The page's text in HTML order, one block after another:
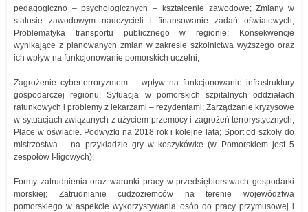
pedagogiczno – psychologicznych – kształcenie zawodowe; Zmiany w
statusie zawodowym nauczycieli i finansowanie zadań oświatowych;
Problematyka transportu publicznego w regionie; Konsekwencje
wynikające z planowanych zmian w zakresie szkolnictwa wyższego oraz
ich wpływ na funkcjonowanie pomorskich uczelni;
Zagrożenie cyberterroryzmem – wpływ na funkcjonowanie infrastruktury
gospodarczej regionu; Sytuacja w pomorskich szpitalnych oddziałach
ratunkowych i problemy z lekarzami – rezydentami; Zarządzanie kryzysowe
w sytuacjach związanych z użyciem przemocy i zagrożeń terrorystycznych;
Płace w oświacie. Podwyżki na 2018 rok i kolejne lata; Sport od szkoły do
mistrzostwa – na przykładzie gry w koszykówkę (w Pomorskiem jest 5
zespołów I-ligowych);
Formy zatrudnienia oraz warunki pracy w przedsiębiorstwach gospodarki
morskiej; Zatrudnianie cudzoziemców na terenie województwa
pomorskiego w aspekcie wykorzystywania osób do pracy przymusowej i